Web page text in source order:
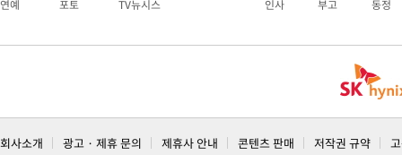
연예 포토 TV뉴시스 인사 부고 동정
회사소개 광고 · 제휴 문의 제휴사 안내 콘텐츠 판매 저작권 규약